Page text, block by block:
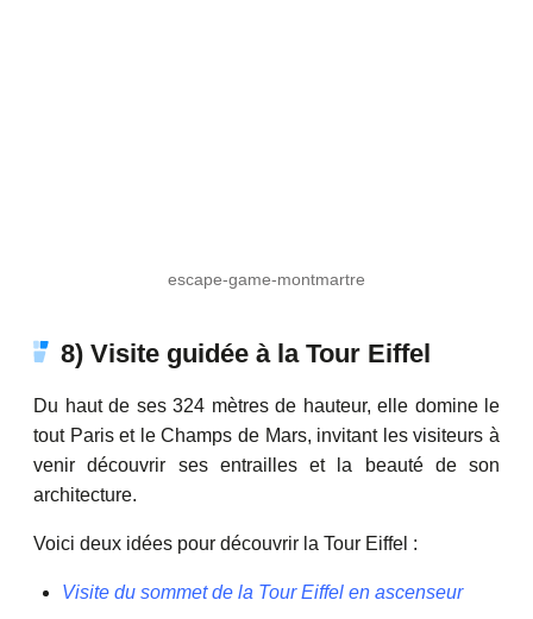
escape-game-montmartre
8) Visite guidée à la Tour Eiffel
Du haut de ses 324 mètres de hauteur, elle domine le
tout Paris et le Champs de Mars, invitant les visiteurs à
venir découvrir ses entrailles et la beauté de son
architecture.
Voici deux idées pour découvrir la Tour Eiffel :
Visite du sommet de la Tour Eiffel en ascenseur